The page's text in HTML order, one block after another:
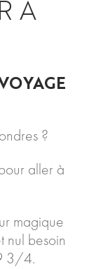
À
?
aller à
magique
nul besoin
3/4.